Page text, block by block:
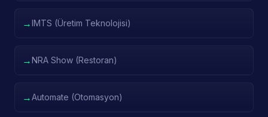
→IMTS (Üretim Teknolojisi)
→NRA Show (Restoran)
→Automate (Otomasyon)